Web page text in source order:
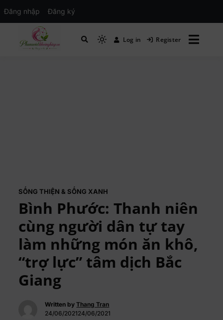
Mạng xã hội Kinh tế – Giáo dục – Hướng
Log in Register
SỐNG THIỆN & SỐNG XANH
Bình Phước: Thanh niên
cùng người dân tự tay
làm những món ăn khô,
“trợ lực” tâm dịch Bắc
Giang
Written byThang Tran
24/06/202124/06/2021
Đăng nhập Đăng ký